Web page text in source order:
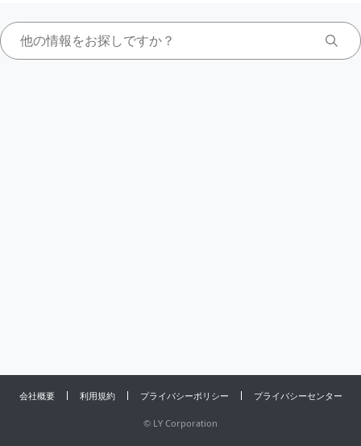
会社概要 利用規約 プライバシーポリシー プライバシーセンター
© LY Corporation